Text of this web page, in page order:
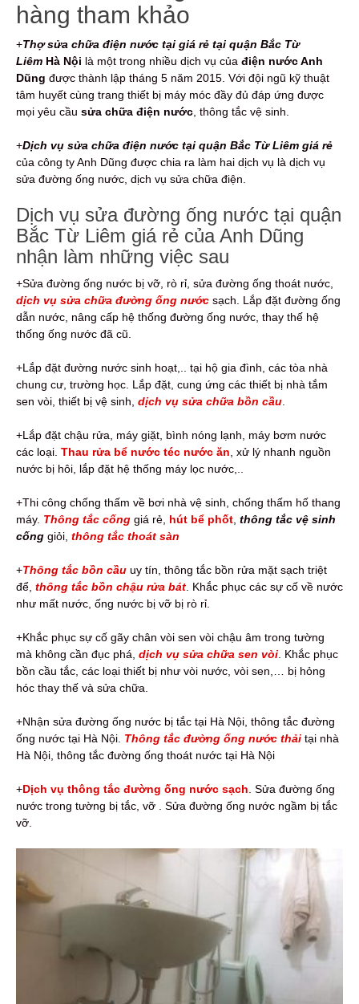
hàng tham khảo
+Thợ sửa chữa điện nước tại giá rẻ tại quận Bắc Từ
Liêm Hà Nội là một trong nhiều dịch vụ của điện nước Anh
Dũng được thành lập tháng 5 năm 2015. Với đội ngũ kỹ thuật
tâm huyết cùng trang thiết bị máy móc đầy đủ đáp ứng được
mọi yêu cầu sửa chữa điện nước , thông tắc vệ sinh.
+Dịch vụ sửa chữa điện nước tại quận Bắc Từ Liêm giá rẻ
của công ty Anh Dũng được chia ra làm hai dịch vụ là dịch vụ
sửa đường ống nước, dịch vụ sửa chữa điện.
Dịch vụ sửa đường ống nước tại quận
Bắc Từ Liêm giá rẻ của Anh Dũng
nhận làm những việc sau
+Sửa đường ống nước bị vỡ, rò rỉ, sửa đường ống thoát nước,
dịch vụ sửa chữa đường ống nước sạch. Lắp đặt đường ống
dẫn nước, nâng cấp hệ thống đường ống nước, thay thế hệ
thống ống nước đã cũ.
+Lắp đặt đường nước sinh hoạt,.. tại hộ gia đình, các tòa nhà
chung cư, trường học. Lắp đặt, cung ứng các thiết bị nhà tắm
sen vòi, thiết bị vệ sinh, dịch vụ sửa chữa bồn cầu
+Lắp đặt chậu rửa, máy giặt, bình nóng lạnh, máy bơm nước
các loại. Thau rửa bể nước téc nước ăn , xử lý nhanh nguồn
nước bị hôi, lắp đặt hệ thống máy lọc nước,..
+Thi công chống thấm về bơi nhà vệ sinh, chống thấm hố thang
máy. Thông tắc cống giá rẻ, hút bể phốt thông tắc vệ sinh
cống giỏi, thông tắc thoát sàn
+Thông tắc bồn cầu uy tín, thông tắc bồn rửa mặt sạch triệt
để, thông tắc bồn chậu rửa bát . Khắc phục các sự cố về nước
như mất nước, ống nước bị vỡ bị rò rỉ.
+Khắc phục sự cố gãy chân vòi sen vòi chậu âm trong tường
mà không cần đục phá, dịch vụ sửa chữa sen vòi . Khắc phục
bồn cầu tắc, các loại thiết bị như vòi nước, vòi sen,… bị hỏng
hóc thay thế và sửa chữa.
+Nhận sửa đường ống nước bị tắc tại Hà Nội, thông tắc đường
ống nước tại Hà Nội. Thông tắc đường ống nước thải tại nhà
Hà Nội, thông tắc đường ống thoát nước tại Hà Nội
+Dịch vụ thông tắc đường ống nước sạch . Sửa đường ống
nước trong tường bị tắc, vỡ . Sửa đường ống nước ngầm bị tắc
vỡ.